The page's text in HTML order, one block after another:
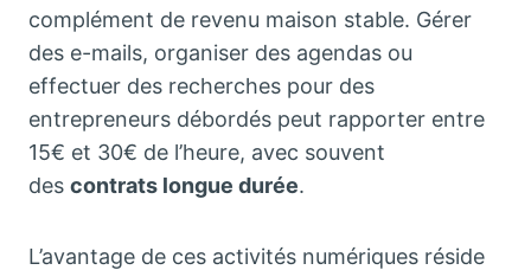
complément de revenu maison stable. Gérer
des e-mails, organiser des agendas ou
effectuer des recherches pour des
entrepreneurs débordés peut rapporter entre
15€ et 30€ de l’heure, avec souvent
des contrats longue durée.
L’avantage de ces activités numériques réside